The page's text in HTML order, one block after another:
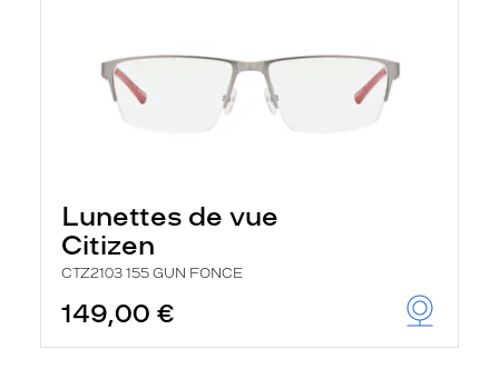
Lunettes de vue
Citizen
CTZ2103 155 GUN FONCE
149,00 €